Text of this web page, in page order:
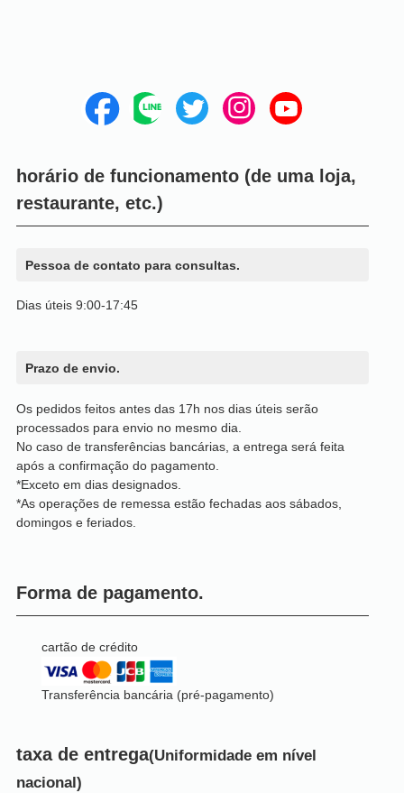
horário de funcionamento (de uma loja,
restaurante, etc.)
Pessoa de contato para consultas.
Dias úteis 9:00-17:45
Prazo de envio.
Os pedidos feitos antes das 17h nos dias úteis serão
processados para envio no mesmo dia.
No caso de transferências bancárias, a entrega será feita
após a confirmação do pagamento.
*Exceto em dias designados.
*As operações de remessa estão fechadas aos sábados,
domingos e feriados.
Forma de pagamento.
cartão de crédito
Transferência bancária (pré-pagamento)
taxa de entrega(Uniformidade em nível
nacional)